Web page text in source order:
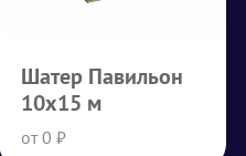
Шатер Павильон
10х15 м
от 0 ₽